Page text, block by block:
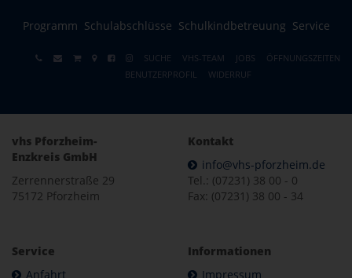
Programm Schulabschlüsse Schulkindbetreuung Service
SUCHE VHS-TEAM JOBS
ÖFFNUNGSZEITEN
BENUTZERPROFIL
WIDERRUF
vhs Pforzheim-
Enzkreis GmbH
Zerrennerstraße 29
75172 Pforzheim
Kontakt
info@vhs-pforzheim.de
Tel.: (07231) 38 00 - 0
Fax: (07231) 38 00 - 34
Service
Anfahrt
Informationen
Impressum